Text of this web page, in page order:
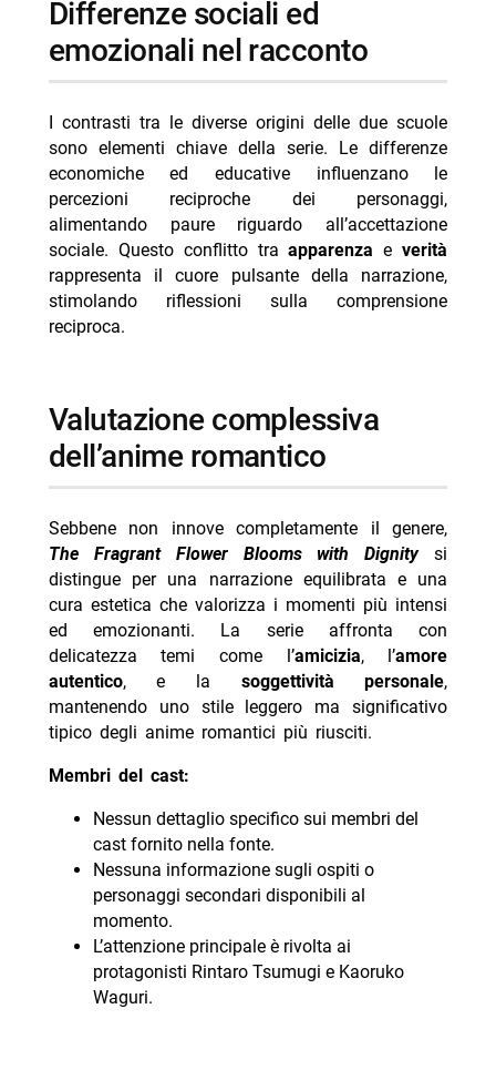
differenze sociali ed
emozionali nel racconto
I contrasti tra le diverse origini delle due scuole
sono elementi chiave della serie. Le differenze
economiche ed educative influenzano le
percezioni reciproche dei personaggi,
alimentando paure riguardo all’accettazione
sociale. Questo conflitto traapparenza everità
rappresenta il cuore pulsante della narrazione,
stimolando riflessioni sulla comprensione
reciproca.
valutazione complessiva
dell’anime romantico
Sebbene non innove completamente il genere,
The Fragrant Flower Blooms with Dignitysi
distingue per una narrazione equilibrata e una
cura estetica che valorizza i momenti più intensi
ed emozionanti. La serie affronta con
delicatezza temi come l’amicizia, l’amore
autentico, e la soggettività personale,
mantenendo uno stile leggero ma significativo
tipico degli anime romantici più riusciti.
Membri del cast:
Nessun dettaglio specifico sui membri del
cast fornito nella fonte.
Nessuna informazione sugli ospiti o
personaggi secondari disponibili al
momento.
L’attenzione principale è rivolta ai
protagonisti Rintaro Tsumugi e Kaoruko
Waguri.